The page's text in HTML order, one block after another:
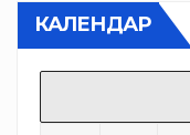
КАЛЕНДАР